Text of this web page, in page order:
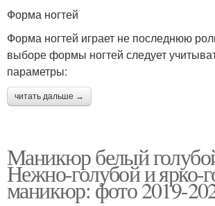
Форма ногтей
Форма ногтей играет не последнюю
выборе формы ногтей следует
параметры:
читать дальше →
Маникюр белый
Нежно-голубой и ярко-
маникюр: фото 2019-